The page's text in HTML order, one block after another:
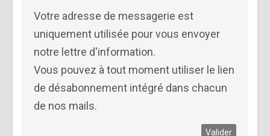
Votre adresse de messagerie est
uniquement utilisée pour vous envoyer
notre lettre d'information.
Vous pouvez à tout moment utiliser le lien
de désabonnement intégré dans chacun
de nos mails.